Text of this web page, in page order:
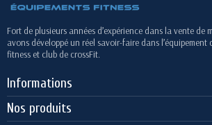
Fort de plusieurs années d’expérience dans la vente de
avons développé un réel savoir-faire dans l’équipement
fitness et club de crossFit.
Informations
Nos produits